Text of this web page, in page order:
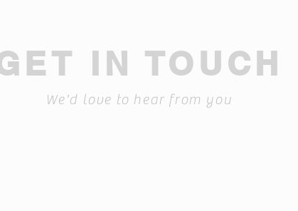
IN TOUCH
We'd love to hear from you